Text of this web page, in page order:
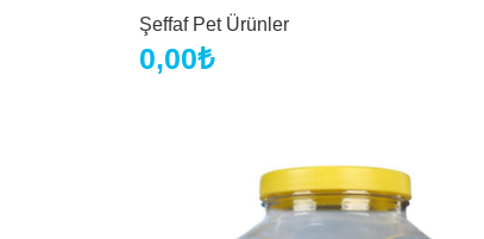
Şeffaf Pet Ürünler
0,00₺